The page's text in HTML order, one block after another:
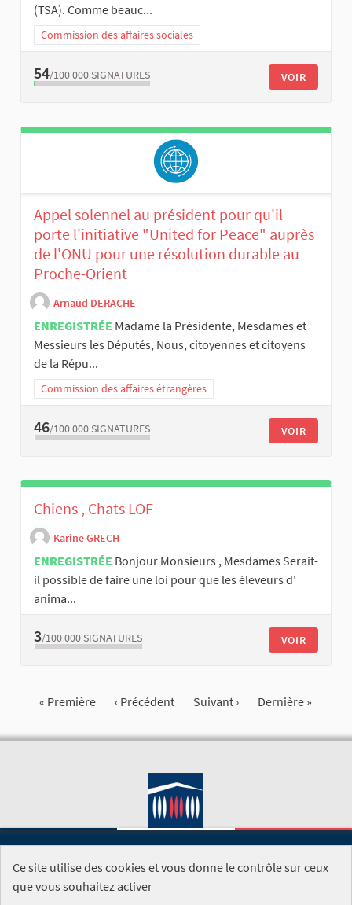
(TSA). Comme beauc...
Commission des affaires sociales
54/100 000 SIGNATURES VOIR
Appel solennel au président pour qu'il
porte l'initiative "United for Peace" auprès
de l'ONU pour une résolution durable au
Proche-Orient
Arnaud DERACHE
ENREGISTRÉE Madame la Présidente, Mesdames et
Messieurs les Députés, Nous, citoyennes et citoyens
de la Répu...
Commission des affaires étrangères
46/100 000 SIGNATURES VOIR
Chiens , Chats LOF
Karine GRECH
ENREGISTRÉE Bonjour Monsieurs , Mesdames Serait-
il possible de faire une loi pour que les éleveurs d'
anima...
3/100 000 SIGNATURES VOIR
« Première ‹ Précédent Suivant › Dernière »
SITE DE L'ASSEMBLÉE NATIONALE
Ce site utilise des cookies et vous donne le contrôle sur ceux
que vous souhaitez activer